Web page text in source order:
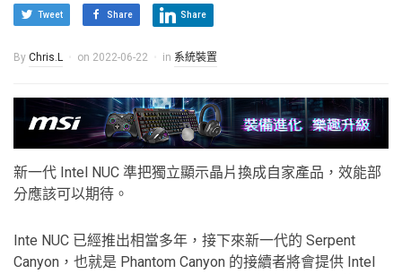
Tweet Share Share
By Chris.L on 2022-06-22 in 系統裝置
新一代 Intel NUC 準把獨立顯示晶片換成自家產品，效能部
分應該可以期待。
Inte NUC 已經推出相當多年，接下來新一代的 Serpent
Canyon，也就是 Phantom Canyon 的接續者將會提供 Intel